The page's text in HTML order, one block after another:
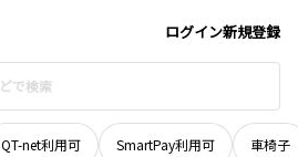
ログイン新規登録
QT-net利用可 SmartPay利用可 車椅子